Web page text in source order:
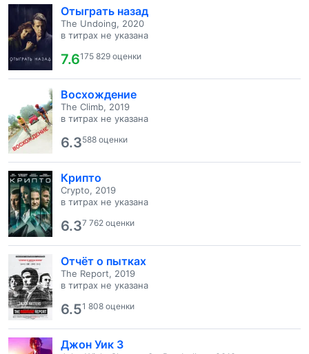
Отыграть назад
The Undoing, 2020
в титрах не указана
7.6175 829 оценки
Восхождение
The Climb, 2019
в титрах не указана
6.3588 оценки
Крипто
Crypto, 2019
в титрах не указана
6.37 762 оценки
Отчёт о пытках
The Report, 2019
в титрах не указана
6.51 808 оценки
Джон Уик 3